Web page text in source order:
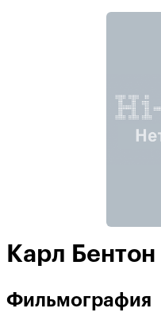
Карл
Фильмография